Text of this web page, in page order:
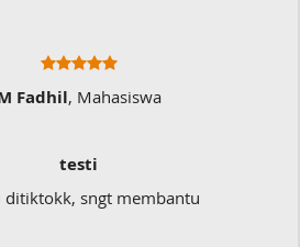
Mahasiswa
sngt membantu